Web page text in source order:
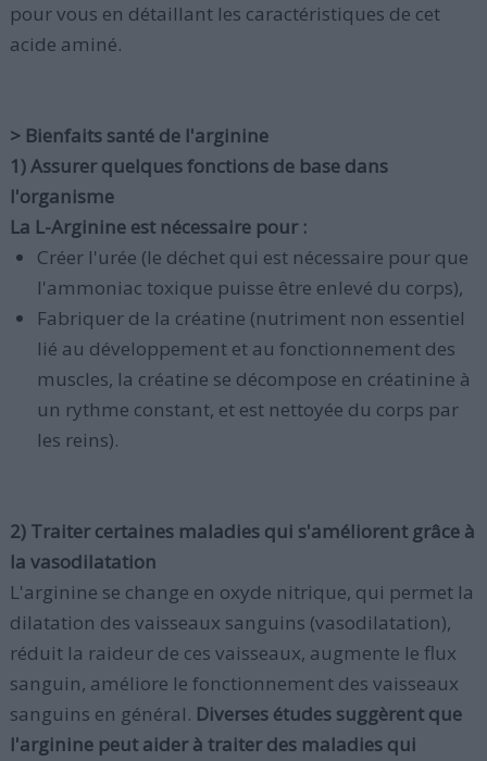
pour vous en détaillant les caractéristiques de cet
acide aminé.
> Bienfaits santé de l'arginine
1) Assurer quelques fonctions de base dans
l'organisme
La L-Arginine est nécessaire pour :
Créer l'urée (le déchet qui est nécessaire pour que
l'ammoniac toxique puisse être enlevé du corps),
Fabriquer de la créatine (nutriment non essentiel
lié au développement et au fonctionnement des
muscles, la créatine se décompose en créatinine à
un rythme constant, et est nettoyée du corps par
les reins).
2) Traiter certaines maladies qui s'améliorent grâce à
la vasodilatation
L'arginine se change en oxyde nitrique, qui permet la
dilatation des vaisseaux sanguins (vasodilatation),
réduit la raideur de ces vaisseaux, augmente le flux
sanguin, améliore le fonctionnement des vaisseaux
sanguins en général. Diverses études suggèrent que
l'arginine peut aider à traiter des maladies qui